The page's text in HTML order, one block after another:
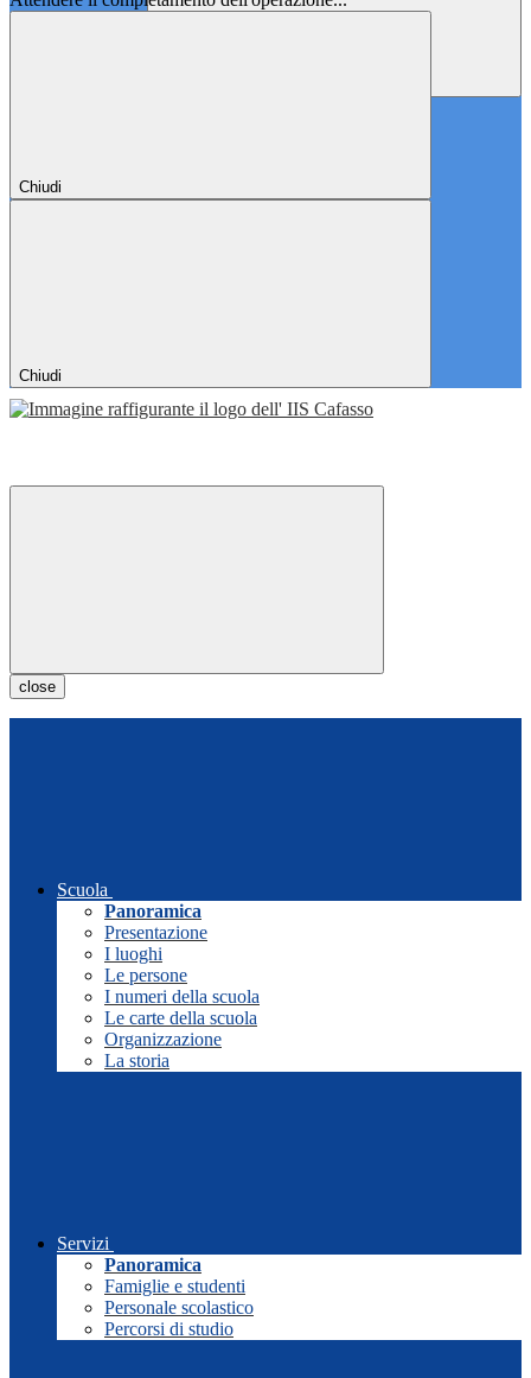
Chiudi
Chiudi
close
Scuola
Panoramica
Presentazione
I luoghi
Le persone
I numeri della scuola
Le carte della scuola
Organizzazione
La storia
Servizi
Panoramica
Famiglie e studenti
Personale scolastico
Percorsi di studio